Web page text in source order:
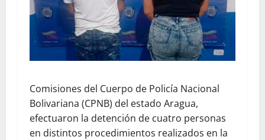
Comisiones del Cuerpo de Policía Nacional
Bolivariana (CPNB) del estado Aragua,
efectuaron la detención de cuatro personas
en distintos procedimientos realizados en la